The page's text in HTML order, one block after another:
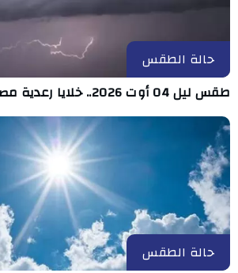
حالة الطقس
طقس ليل 04 أوت 2026.. خلايا رعدية مصحوبة بأمطار
حالة الطقس